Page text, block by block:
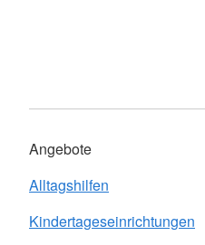
Angebote
Alltagshilfen
Kindertageseinrichtungen